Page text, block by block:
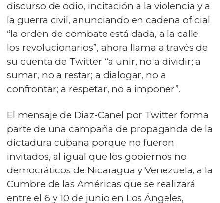
discurso de odio, incitación a la violencia y a
la guerra civil, anunciando en cadena oficial
“la orden de combate está dada, a la calle
los revolucionarios”, ahora llama a través de
su cuenta de Twitter “a unir, no a dividir; a
sumar, no a restar; a dialogar, no a
confrontar; a respetar, no a imponer”.
El mensaje de Diaz-Canel por Twitter forma
parte de una campaña de propaganda de la
dictadura cubana porque no fueron
invitados, al igual que los gobiernos no
democráticos de Nicaragua y Venezuela, a la
Cumbre de las Américas que se realizará
entre el 6 y 10 de junio en Los Ángeles,